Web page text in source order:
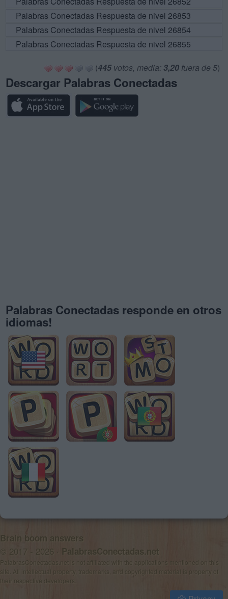
Palabras Conectadas Respuesta de nivel 26853
Palabras Conectadas Respuesta de nivel 26854
Palabras Conectadas Respuesta de nivel 26855
(445votos, media: 3,20 fuera de 5)
Descargar Palabras Conectadas
Palabras Conectadas responde en otros
idiomas!
Brain boom answers
© 2017 - 2026 · PalabrasConectadas.net
PalabrasConectadas.net is not affiliated with the applications mentioned on this
site. All intellectual property, trademarks, and copyrighted material is property of